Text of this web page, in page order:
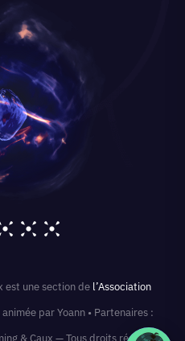
est une section de l’Association
animée par Yoann • Partenaires :
& Caux — Tous droits réservés